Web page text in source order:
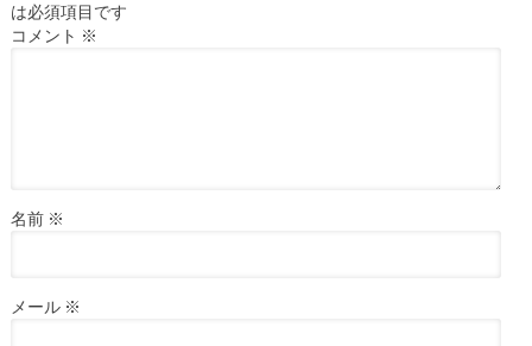
は必須項目です
コメント ※
名前 ※
メール ※